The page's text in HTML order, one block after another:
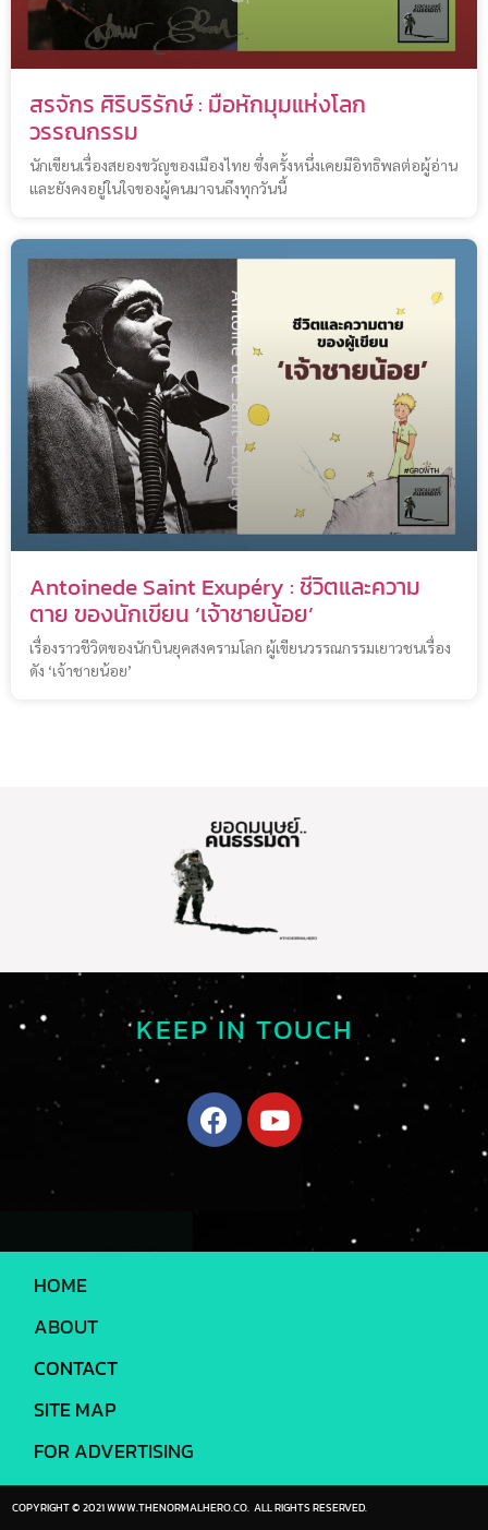
สรจักร ศิริบริรักษ์ : มือหักมุมแห่งโลก
วรรณกรรม
นักเขียนเรื่องสยองขวัญของเมืองไทย ซึ่งครั้งหนึ่งเคยมีอิทธิพลต่อผู้อ่าน
และยังคงอยู่ในใจของผู้คนมาจนถึงทุกวันนี้
Antoinede Saint Exupéry : ชีวิตและความ
ตาย ของนักเขียน ‘เจ้าชายน้อย’
เรื่องราวชีวิตของนักบินยุคสงครามโลก ผู้เขียนวรรณกรรมเยาวชนเรื่อง
ดัง ‘เจ้าชายน้อย’
KEEP IN TOUCH
HOME
ABOUT
CONTACT
SITE MAP
FOR ADVERTISING
COPYRIGHT © 2021 WWW.THENORMALHERO.CO. ALL RIGHTS RESERVED.